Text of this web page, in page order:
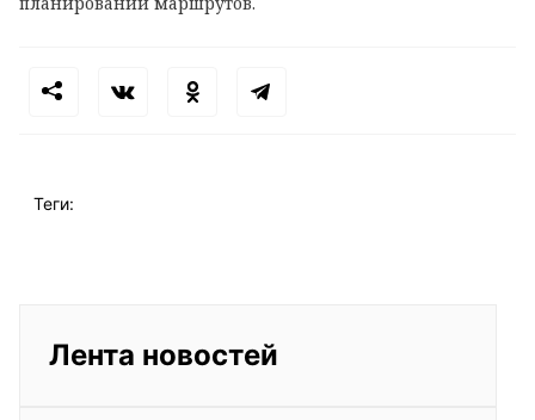
Теги:
Лента новостей